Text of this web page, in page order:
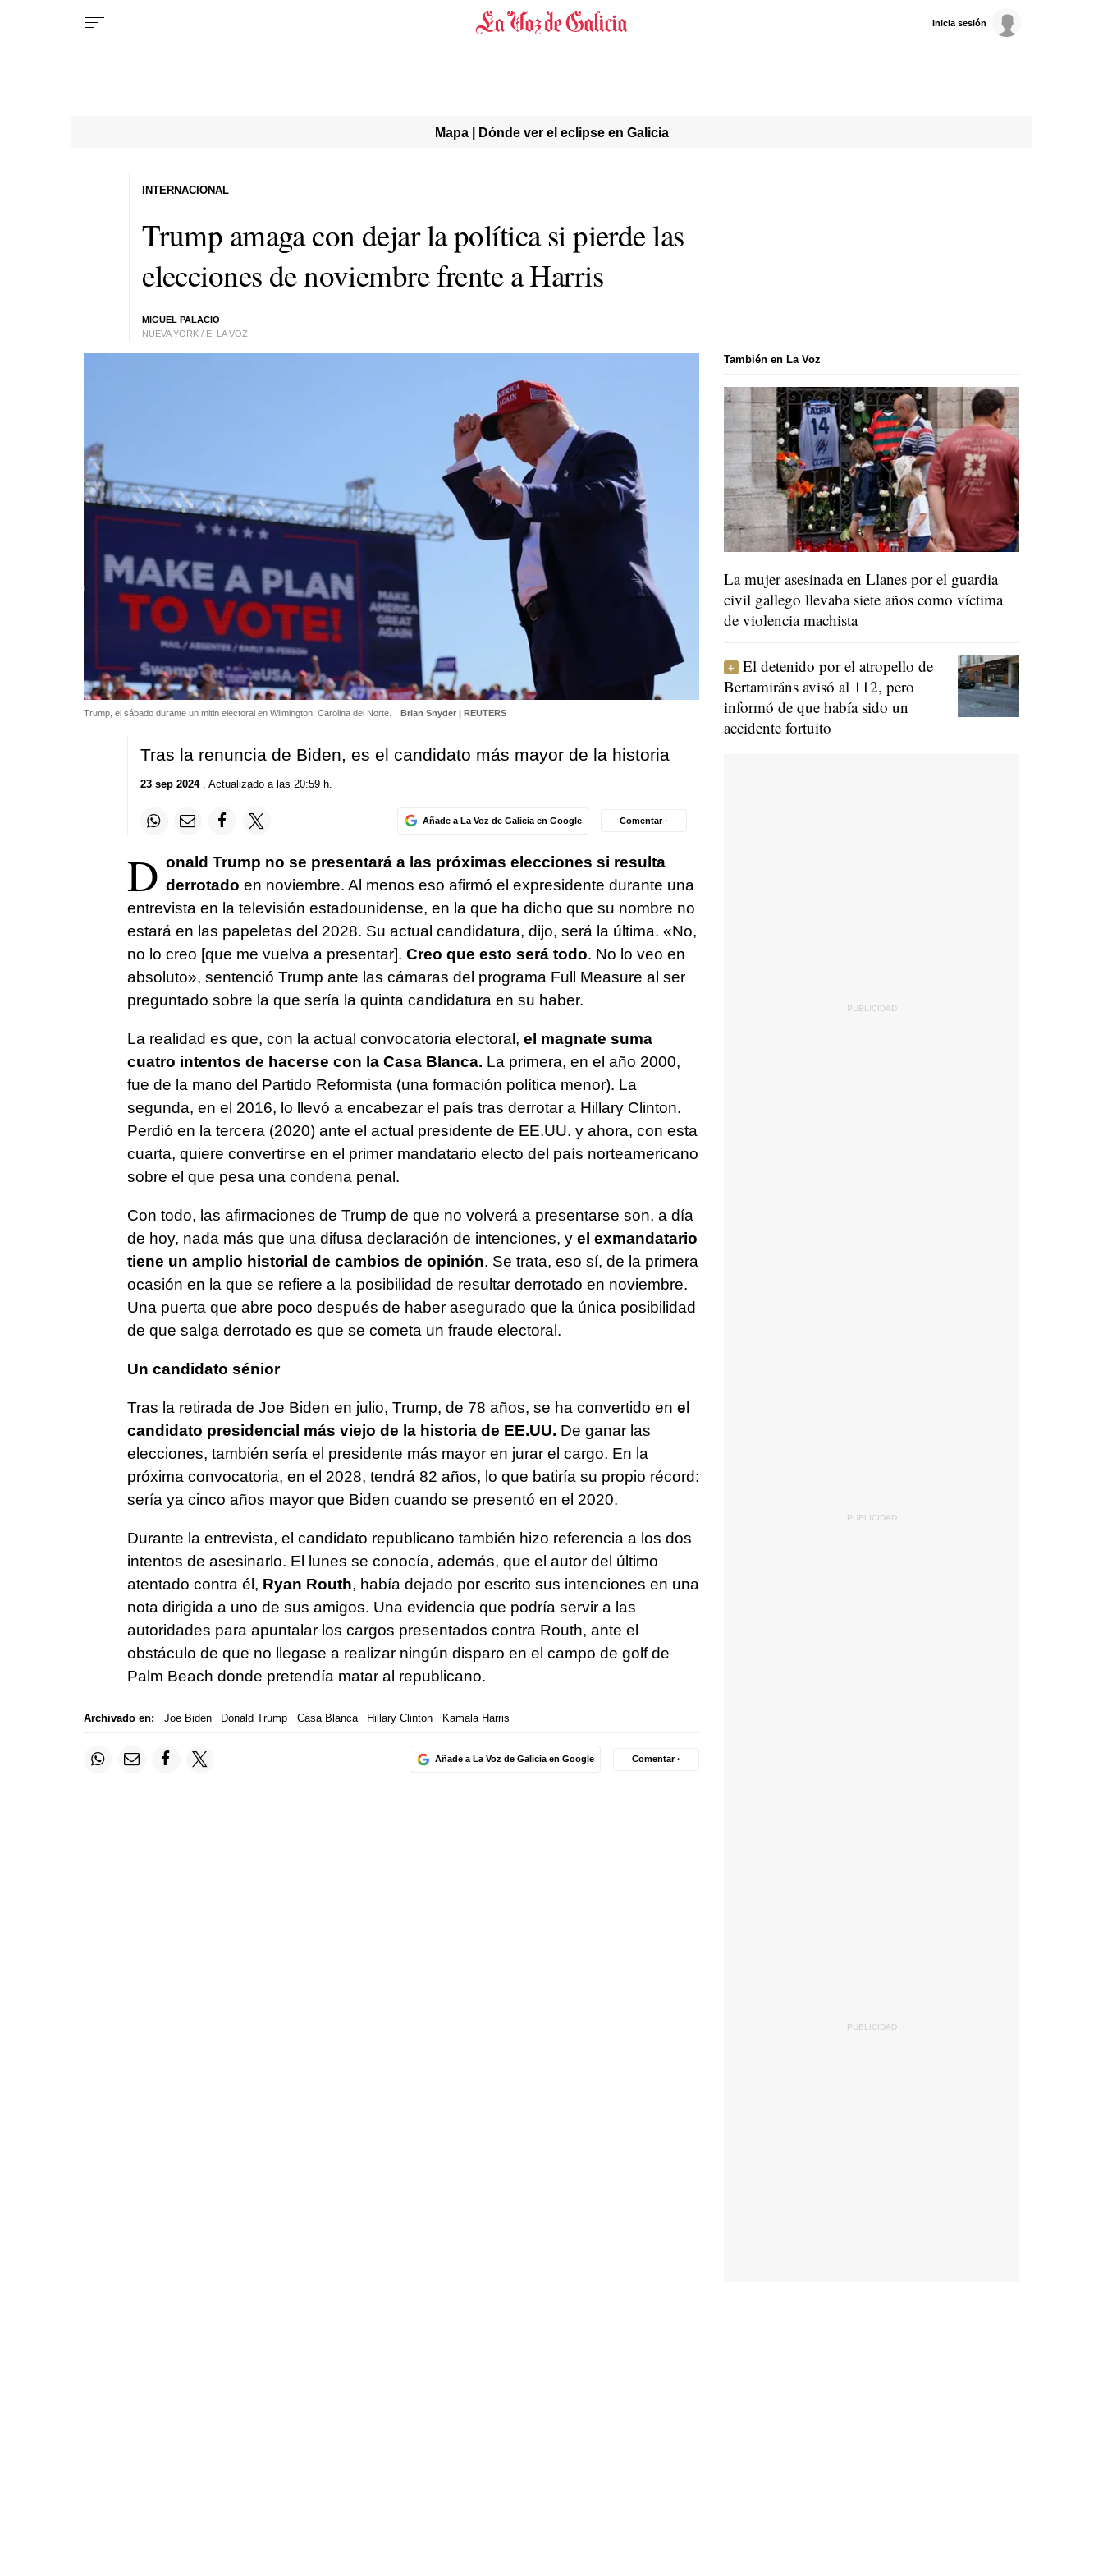
Inicia sesión
Mapa | Dónde ver el eclipse en Galicia
Trump amaga con dejar la política si pierde las
elecciones de noviembre frente a Harris
MIGUEL PALACIO
NUEVA YORK / E. LA VOZ
INTERNACIONAL
Trump, el sábado durante un mitin electoral en Wilmington, Carolina del Norte. Brian Snyder | REUTERS
Tras la renuncia de Biden, es el candidato más mayor de la historia
23 sep 2024. Actualizado a las 20:59 h.
Añade a La Voz de Galicia en Google Comentar ·
D onald Trump no se presentará a las próximas elecciones si resulta
derrotado en noviembre. Al menos eso afirmó el expresidente durante una
entrevista en la televisión estadounidense, en la que ha dicho que su nombre no
estará en las papeletas del 2028. Su actual candidatura, dijo, será la última. «No,
no lo creo [que me vuelva a presentar]. Creo que esto será todo. No lo veo en
absoluto», sentenció Trump ante las cámaras del programa Full Measure al ser
preguntado sobre la que sería la quinta candidatura en su haber.
La realidad es que, con la actual convocatoria electoral, el magnate suma
cuatro intentos de hacerse con la Casa Blanca. La primera, en el año 2000,
fue de la mano del Partido Reformista (una formación política menor). La
segunda, en el 2016, lo llevó a encabezar el país tras derrotar a Hillary Clinton.
Perdió en la tercera (2020) ante el actual presidente de EE.UU. y ahora, con esta
cuarta, quiere convertirse en el primer mandatario electo del país norteamericano
sobre el que pesa una condena penal.
Con todo, las afirmaciones de Trump de que no volverá a presentarse son, a día
de hoy, nada más que una difusa declaración de intenciones, y el exmandatario
tiene un amplio historial de cambios de opinión. Se trata, eso sí, de la primera
ocasión en la que se refiere a la posibilidad de resultar derrotado en noviembre.
Una puerta que abre poco después de haber asegurado que la única posibilidad
de que salga derrotado es que se cometa un fraude electoral.
Un candidato sénior
Tras la retirada de Joe Biden en julio, Trump, de 78 años, se ha convertido en el
candidato presidencial más viejo de la historia de EE.UU. De ganar las
elecciones, también sería el presidente más mayor en jurar el cargo. En la
próxima convocatoria, en el 2028, tendrá 82 años, lo que batiría su propio récord:
sería ya cinco años mayor que Biden cuando se presentó en el 2020.
Durante la entrevista, el candidato republicano también hizo referencia a los dos
intentos de asesinarlo. El lunes se conocía, además, que el autor del último
atentado contra él, Ryan Routh, había dejado por escrito sus intenciones en una
nota dirigida a uno de sus amigos. Una evidencia que podría servir a las
autoridades para apuntalar los cargos presentados contra Routh, ante el
obstáculo de que no llegase a realizar ningún disparo en el campo de golf de
Palm Beach donde pretendía matar al republicano.
Archivado en: Joe Biden Donald Trump Casa Blanca Hillary Clinton Kamala Harris
Añade a La Voz de Galicia en Google Comentar ·
También en La Voz
La mujer asesinada en Llanes por el guardia
civil gallego llevaba siete años como víctima
de violencia machista
El detenido por el atropello de
Bertamiráns avisó al 112, pero
informó de que había sido un
accidente fortuito